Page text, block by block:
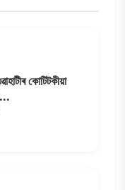
কোটিটকীয়া